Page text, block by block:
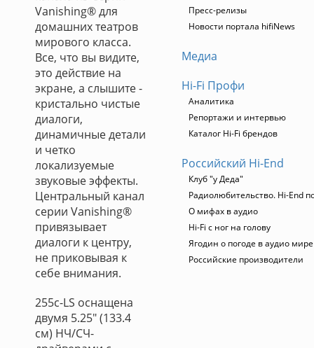
Vanishing® для
домашних театров
мирового класса.
Все, что вы видите,
это действие на
экране, а слышите -
кристально чистые
диалоги,
динамичные детали
и четко
локализуемые
звуковые эффекты.
Центральный канал
серии Vanishing®
привязывает
диалоги к центру,
не приковывая к
себе внимания.
255c-LS оснащена
двумя 5.25" (133.4
см) НЧ/СЧ-
Пресс-релизы
Новости портала hifiNews
Медиа
Hi-Fi Профи
Аналитика
Репортажи и интервью
Каталог Hi-Fi брендов
Российский Hi-End
Клуб "у Деда"
Радиолюбительство. Hi-End
О мифах в аудио
Hi-Fi с ног на голову
Ягодин о погоде в аудио мире
Российские производители